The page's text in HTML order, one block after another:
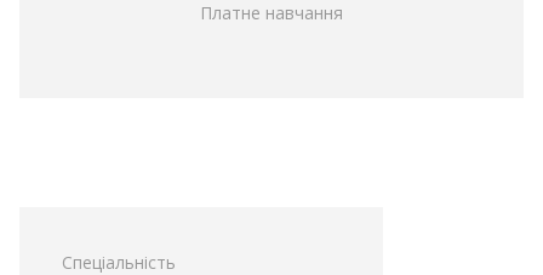
Платне навчання
Спеціальність